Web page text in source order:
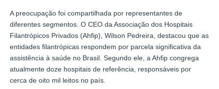
A preocupação foi compartilhada por representantes de
diferentes segmentos. O CEO da Associação dos Hospitais
Filantrópicos Privados (Ahfip), Wilson Pedreira, destacou que as
entidades filantrópicas respondem por parcela significativa da
assistência à saúde no Brasil. Segundo ele, a Ahfip congrega
atualmente doze hospitais de referência, responsáveis por
cerca de oito mil leitos no país.